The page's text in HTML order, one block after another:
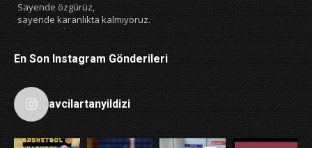
Sayende özgürüz,
sayende karanlıkta kalmıyoruz.
Sayende okuyoruz,
sayende söz hakkımız var.
Her şey senin sayende🇹🇷
4532 22207 X
Avcılar Tanyıldızı Spor Kulübü @avctanyildizi · 27 Ara
Basketbol Çalışmalarımız devam ediyor. Sizide bekleriz
En Son Instagram Gönderileri
avcilartanyildizi